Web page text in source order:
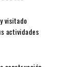
visitado
actividades